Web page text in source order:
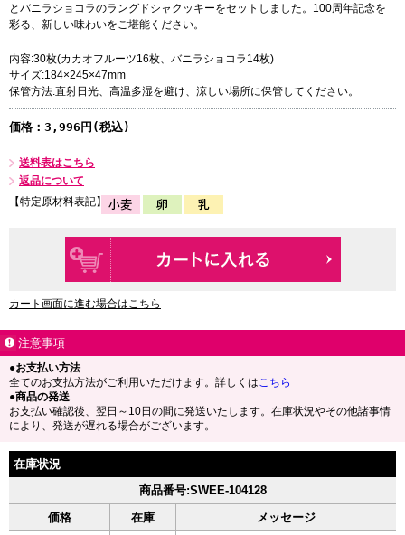
とバニラショコラのラングドシャクッキーをセットしました。100周年記念を
彩る、新しい味わいをご堪能ください。
内容:30枚(カカオフルーツ16枚、バニラショコラ14枚)
サイズ:184×245×47mm
保管方法:直射日光、高温多湿を避け、涼しい場所に保管してください。
価格： 3,996円(税込)
送料表はこちら
返品について
【特定原材料表記】
カート画面に進む場合はこちら
注意事項
●お支払い方法
全てのお支払方法がご利用いただけます。詳しくはこちら
●商品の発送
お支払い確認後、翌日～10日の間に発送いたします。在庫状況やその他諸事情
により、発送が遅れる場合がございます。
在庫状況
商品番号:SWEE-104128
価格
在庫 メッセージ